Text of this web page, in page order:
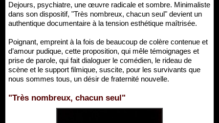
Dejours, psychiatre, une œuvre radicale et sombre. Minimaliste
dans son dispositif, "Très nombreux, chacun seul" devient un
authentique documentaire à la tension esthétique maîtrisée.
Poignant, empreint à la fois de beaucoup de colère contenue et
d’amour pudique, cette proposition, qui mêle témoignages et
prise de parole, qui fait dialoguer le comédien, le rideau de
scène et le support filmique, suscite, pour les survivants que
nous sommes tous, un désir de fraternité nouvelle.
"Très nombreux, chacun seul"